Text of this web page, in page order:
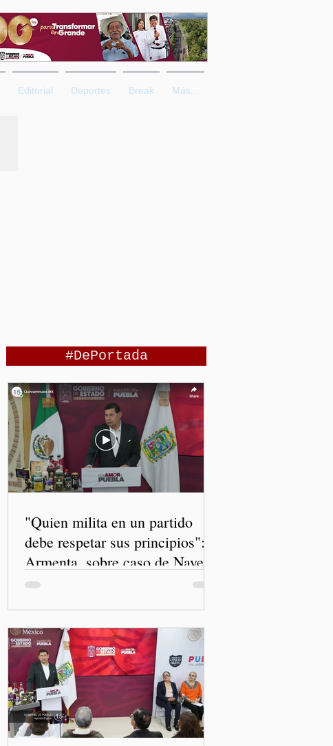
Editorial Deportes Break Más...
#DePortada
"Quien milita en un partido
debe respetar sus principios":
Armenta, sobre caso de Nayeli
Salvatori y Graciela Palomares